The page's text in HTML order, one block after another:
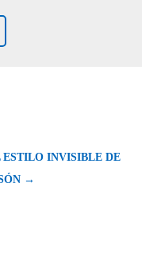
ESTILO INVISIBLE DE
→